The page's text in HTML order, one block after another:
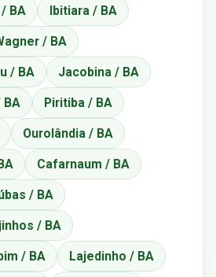
BA Ibitiara / BA
/ BA
/ BA Jacobina / BA
Piritiba / BA
Ourolândia / BA
Cafarnaum / BA
/ BA
/ BA
/ BA Lajedinho / BA